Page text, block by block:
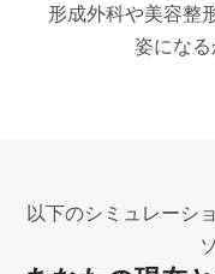
形成外科や美容整
姿になる
以下のシミュレーシ